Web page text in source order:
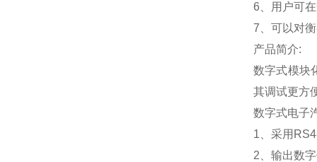
6 、用户可
7 、可以对
产品简介:
数字式模块
其调试更方
数字式电子
1 、采用
2 、输出数